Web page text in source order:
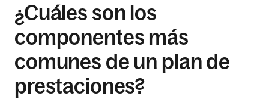
¿Cuáles son los
componentes más
comunes de un plan de
prestaciones?